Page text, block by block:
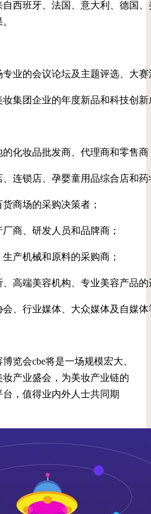
自西班牙、法国、意大利、德国
专业的会议论坛及主题评选、大
妆集团企业的年度新品和科技创
的化妆品批发商、代理商和零售商
、连锁店、孕婴童用品综合店和
商场的采购决策者；
商、研发人员和品牌商；
产机械和原料的采购商；
、高端美容机构、专业美容产品
会、行业媒体、大众媒体及自媒体
览会cbe将是一场规模宏大、
产业盛会，为美妆产业链的
，值得业内外人士共同期